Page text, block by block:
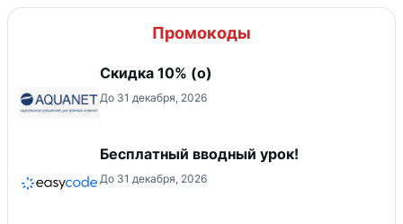
Промокоды
Скидка 10% (о)
До 31 декабря, 2026
Бесплатный вводный урок!
До 31 декабря, 2026